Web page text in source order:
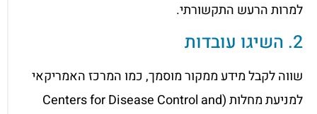
למרות הרעש התקשורתי.
2. השיגו עובדות
שווה לקבל מידע ממקור מוסמך, כמו המרכז האמריקאי
למניעת מחלות (Centers for Disease Control and